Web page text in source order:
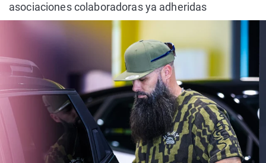
asociaciones colaboradoras ya adheridas